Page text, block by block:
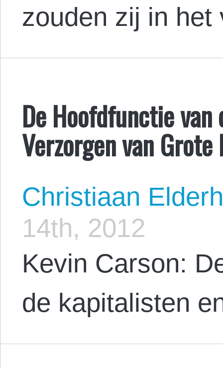
zouden zij in
De Hoofdfunctie
Verzorgen van
Christiaan
14th, 2012
Kevin Carson:
de kapitalisten